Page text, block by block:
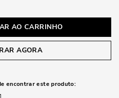
AO CARRINHO
AGORA
encontrar este produto: